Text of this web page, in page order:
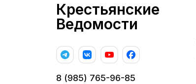
Крестьянские
Ведомости
8 (985) 765-96-85